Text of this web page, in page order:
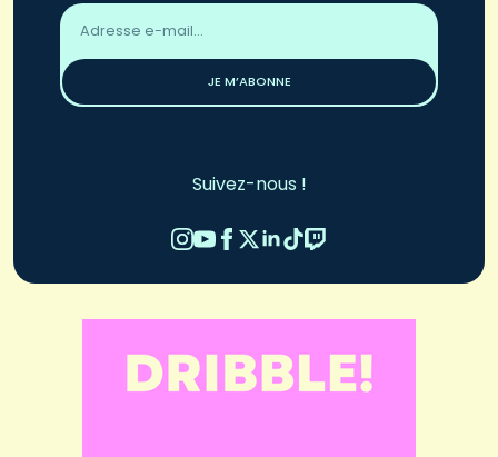
Adresse
email
JE M’ABONNE
Suivez-nous !